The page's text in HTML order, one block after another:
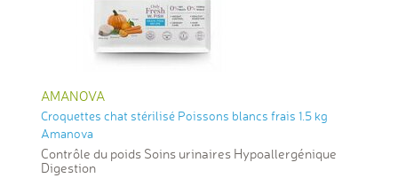
AMANOVA
Croquettes chat stérilisé Poissons blancs frais 1.5 kg
Amanova
Contrôle du poids Soins urinaires Hypoallergénique
Digestion